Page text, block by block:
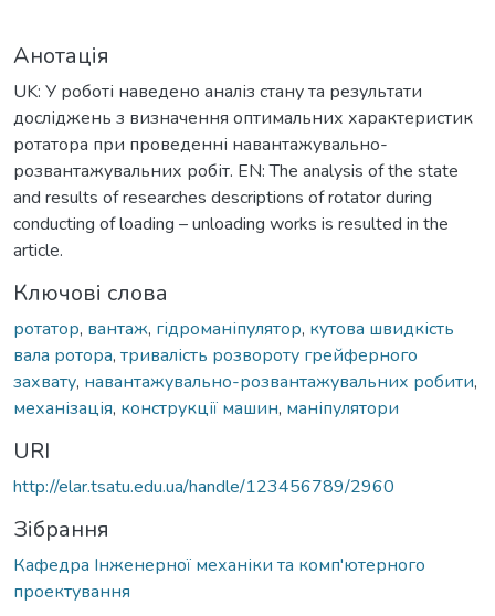
Анотація
UK: У роботі наведено аналіз стану та результати
досліджень з визначення оптимальних характеристик
ротатора при проведенні навантажувально-
розвантажувальних робіт. EN: The analysis of the state
and results of researches descriptions of rotator during
conducting of loading – unloading works is resulted in the
article.
Ключові слова
ротатор, вантаж, гідроманіпулятор, кутова швидкість
вала ротора, тривалість розвороту грейферного
захвату, навантажувально-розвантажувальних робити,
механізація, конструкції машин, маніпулятори
URI
http://elar.tsatu.edu.ua/handle/123456789/2960
Зібрання
Кафедра Інженерної механіки та комп'ютерного
проектування